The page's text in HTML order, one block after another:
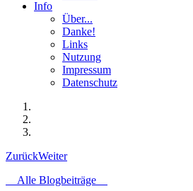
Info
Über...
Danke!
Links
Nutzung
Impressum
Datenschutz
ZurückWeiter
Alle Blogbeiträge